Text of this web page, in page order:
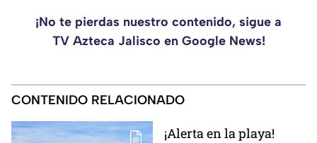
¡No te pierdas nuestro contenido, sigue a
TV Azteca Jalisco en Google News!
CONTENIDO RELACIONADO
¡Alerta en la playa!